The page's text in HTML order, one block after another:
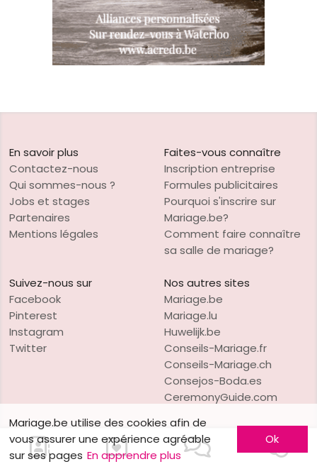
En savoir plus
Contactez-nous
Qui sommes-nous ?
Jobs et stages
Partenaires
Mentions légales
Faites-vous connaître
Inscription entreprise
Formules publicitaires
Pourquoi s'inscrire sur
Mariage.be?
Comment faire connaître
sa salle de mariage?
Suivez-nous sur
Facebook
Pinterest
Instagram
Twitter
Nos autres sites
Mariage.be
Mariage.lu
Huwelijk.be
Conseils-Mariage.fr
Conseils-Mariage.ch
Consejos-Boda.es
CeremonyGuide.com
VO PublishingCopyright © 1997-2026 Mariage.be
Mariage.be utilise des cookies afin de
vous assurer une expérience agréable
sur ses pages En apprendre plus
Ok